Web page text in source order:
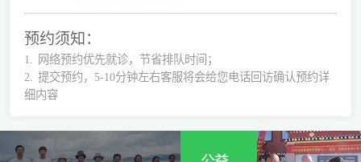
预约须知：
1.
网络预约优先就诊，节省排队时间；
2.
提交预约，5-10分钟左右客服将会给您电话回访确认预约详
细内容